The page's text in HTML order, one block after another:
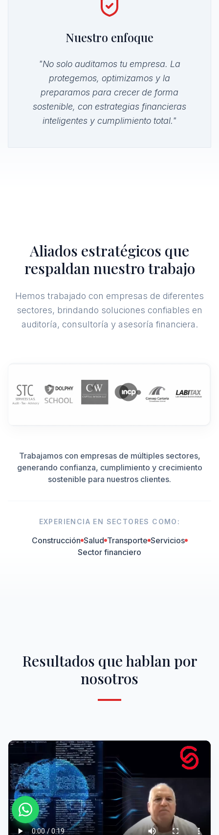
Nuestro enfoque
"No solo auditamos tu empresa. La
protegemos, optimizamos y la
preparamos para crecer de forma
sostenible, con estrategias financieras
inteligentes y cumplimiento total."
Aliados estratégicos que
respaldan nuestro trabajo
Hemos trabajado con empresas de diferentes
sectores, brindando soluciones confiables en
auditoría, consultoría y asesoría financiera.
Trabajamos con empresas de múltiples sectores,
generando confianza, cumplimiento y crecimiento
sostenible para nuestros clientes.
EXPERIENCIA EN SECTORES COMO:
Construcción Salud Transporte Servicios
Sector financiero
Resultados que hablan por
nosotros